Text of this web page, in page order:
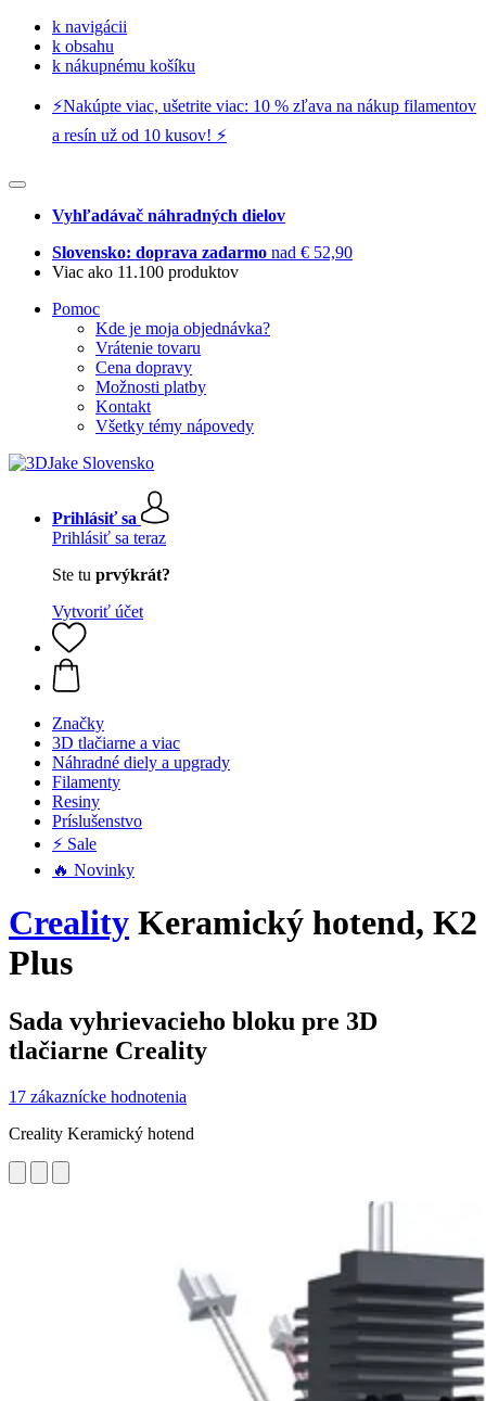
k navigácii
k obsahu
k nákupnému košíku
⚡️Nakúpte viac, ušetrite viac: 10 % zľava na nákup filamentov
a resín už od 10 kusov! ⚡️
Vyhľadávač náhradných dielov
Slovensko: doprava zadarmo nad € 52,90
Viac ako 11.100 produktov
Pomoc
Kde je moja objednávka?
Vrátenie tovaru
Cena dopravy
Možnosti platby
Kontakt
Všetky témy nápovedy
Prihlásiť sa
Prihlásiť sa teraz
Ste tu prvýkrát?
Vytvoriť účet
Značky
3D tlačiarne a viac
Náhradné diely a upgrady
Filamenty
Resiny
Príslušenstvo
⚡ Sale
🔥 Novinky
Creality Keramický hotend, K2
Plus
Sada vyhrievacieho bloku pre 3D
tlačiarne Creality
17 zákaznícke hodnotenia
Creality Keramický hotend